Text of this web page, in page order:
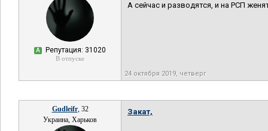
А Репутация: 31020
В отпуске
А сейчас и разводятся, и на РСП
24 октября 2019, четверг
Gudleifr, 32
Украина, Харьков
Закат,